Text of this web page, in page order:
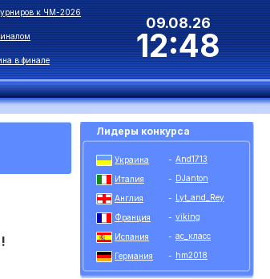
к ЧМ-2026
в финале
09.08.26
12:48
Лидеры конкурса
Украина - And1713
Италия - DJanton
Англия - Lyt_and_Rey
Франция - viking
Испания - ас_класс
Германия - hm2018